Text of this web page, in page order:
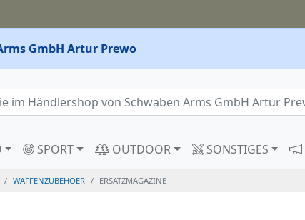
GmbH Artur Prewo
SPORT OUTDOOR SONSTIGES
WAFFENZUBEHOER ERSATZMAGAZINE